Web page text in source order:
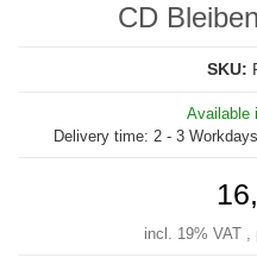
CD
SKU:
Available
Delivery time: 2 - 3 Workdays
incl. 19% VAT ,